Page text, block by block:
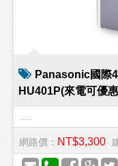
Panasonic國際
HU401P(來電可優
網路價： NT$3,300